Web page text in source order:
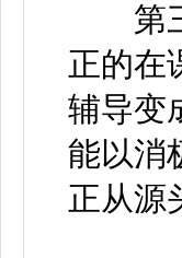
第三
正的在
辅导变
能以消
正从源